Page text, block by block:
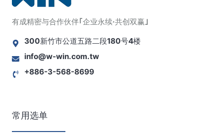
有成精密与合作伙伴｢企业永续·共创双赢｣
300新竹市公道五路二段180号4楼
info@w-win.com.tw
+886-3-568-8699
常用选单